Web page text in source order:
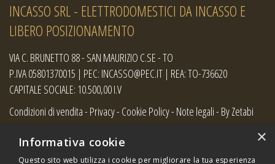
INCASSO SRL - ELETTRODOMESTICI DA INCASSO E
LIBERO POSIZIONAMENTO
VIA C. BRUNETTO 88 - SAN MAURIZIO C.SE - TO
P.IVA 05801370015 | PEC: INCASSO@PEC.IT | REA: TO-736620
CAPITALE SOCIALE: 10.500,00 I.V
Condizioni di vendita- Privacy- Cookie Policy- Note legali- By Zetabi
×
Informativa cookie
Questo sito web utilizza i cookie per migliorare la tua esperienza